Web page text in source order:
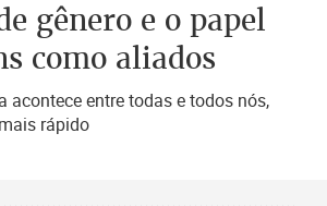
gênero e o papel
como aliados
acontece entre todas e todos nós,
rápido